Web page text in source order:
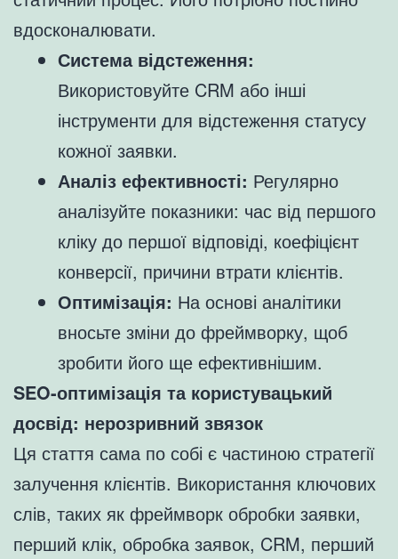
вдосконалювати.
Система відстеження:
Використовуйте CRM або інші
інструменти для відстеження статусу
кожної заявки.
Аналіз ефективності: Регулярно
аналізуйте показники: час від першого
кліку до першої відповіді, коефіцієнт
конверсії, причини втрати клієнтів.
Оптимізація: На основі аналітики
вносьте зміни до фреймворку, щоб
зробити його ще ефективнішим.
SEO-оптимізація та користувацький
досвід: нерозривний звязок
Ця стаття сама по собі є частиною стратегії
залучення клієнтів. Використання ключових
слів, таких як фреймворк обробки заявки,
перший клік, обробка заявок, CRM, перший